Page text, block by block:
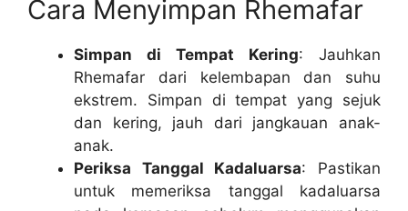
Cara Menyimpan Rhemafar
Simpan di Tempat Kering: Jauhkan
Rhemafar dari kelembapan dan suhu
ekstrem. Simpan di tempat yang sejuk
dan kering, jauh dari jangkauan anak-
anak.
Periksa Tanggal Kadaluarsa: Pastikan
untuk memeriksa tanggal kadaluarsa